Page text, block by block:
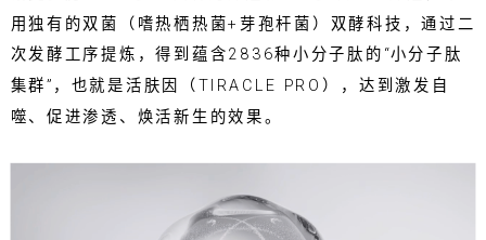
用独有的双菌（嗜热栖热菌+芽孢杆菌）双酵科技，通过二
次发酵工序提炼，得到蕴含2836种小分子肽的“小分子肽
集群”，也就是活肤因（TIRACLE PRO），达到激发自
噬、促进渗透、焕活新生的效果。